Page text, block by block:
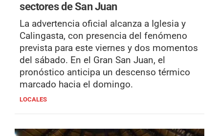
sectores de San Juan
La advertencia oficial alcanza a Iglesia y
Calingasta, con presencia del fenómeno
prevista para este viernes y dos momentos
del sábado. En el Gran San Juan, el
pronóstico anticipa un descenso térmico
marcado hacia el domingo.
LOCALES